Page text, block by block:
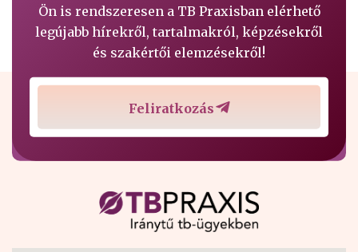
Ön is rendszeresen a TB Praxisban elérhető
legújabb hírekről, tartalmakról, képzésekről
és szakértői elemzésekről!
Feliratkozás